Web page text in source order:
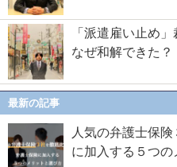
「派遣雇い止め
なぜ和解できた？
最新の記事
人気の弁護士保
に加入する５つ